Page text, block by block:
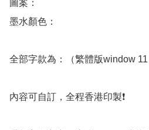
圖案：
墨水顏色：
全部字款為：（繁體版window 11
內容可自訂，全程香港印製❗️